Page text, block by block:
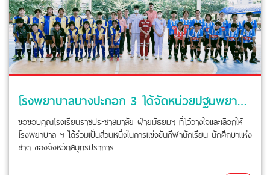
โรงพยาบาลบางปะกอก 3 ได้จัดหน่วยปฐมพยาบาล ประจำสนาม
ขอขอบคุณโรงเรียนราชประชาสมาสัย ฝ่ายมัธยมฯ ที่ไว้วางใจและเลือกให้
โรงพยาบาล ฯ ได้ร่วมเป็นส่วนหนึ่งในการแข่งขันกีฬานักเรียน นักศึกษาแห่ง
ชาติ ของจังหวัดสมุทรปราการ